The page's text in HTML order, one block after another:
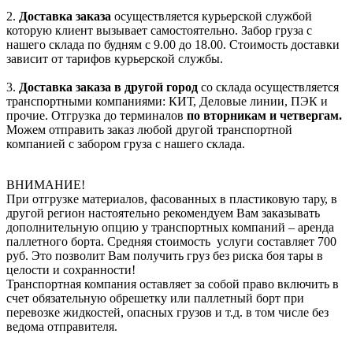
2. Доставка заказа осуществляется курьерской службой
которую клиент вызывает самостоятельно. Забор груза с
нашего склада по будням с 9.00 до 18.00. Стоимость доставки
зависит от тарифов курьерской службы.
3. Доставка заказа в другой город со склада осуществляется
транспортными компаниями: КИТ, Деловые линии, ПЭК и
прочие. Отгрузка до терминалов по вторникам и четвергам.
Можем отправить заказ любой другой транспортной
компанией с забором груза с нашего склада.
ВНИМАНИЕ!
При отгрузке материалов, фасованных в пластиковую тару, в
другой регион настоятельно рекомендуем Вам заказывать
дополнительную опцию у транспортных компаний – аренда
паллетного борта. Средняя стоимость услуги составляет 700
руб. Это позволит Вам получить груз без риска боя тары в
целости и сохранности!
Транспортная компания оставляет за собой право включить в
счет обязательную обрешетку или паллетный борт при
перевозке жидкостей, опасных грузов и т.д. в том числе без
ведома отправителя.